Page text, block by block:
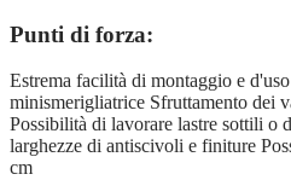
Punti di forza:
Estrema facilità di montaggio e
minismerigliatrice Sfruttamento dei
Possibilità di lavorare lastre sottili o
larghezze di antiscivoli e finiture
cm